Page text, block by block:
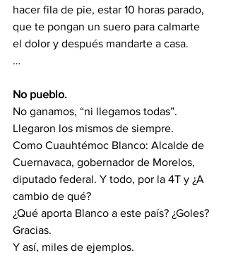
hacer fila de pie, estar 10 horas parado,
que te pongan un suero para calmarte
el dolor y después mandarte a casa.
…
No pueblo.
No ganamos, “ni llegamos todas”.
Llegaron los mismos de siempre.
Como Cuauhtémoc Blanco: Alcalde de
Cuernavaca, gobernador de Morelos,
diputado federal. Y todo, por la 4T y ¿A
cambio de qué?
¿Qué aporta Blanco a este país? ¿Goles?
Gracias.
Y así, miles de ejemplos.